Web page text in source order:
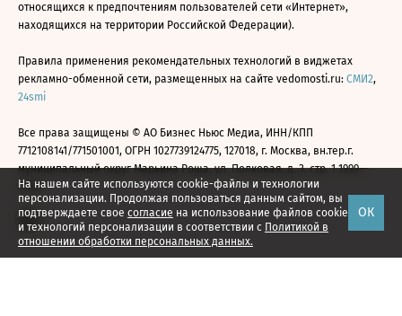
На нашем сайте используются cookie-файлы и технологии
персонализации. Продолжая пользоваться данным сайтом, вы
подтверждаете свое согласие на использование файлов cookie
и технологий персонализации в соответствии с Политикой в
отношении обработки персональных данных.
ОК
относящихся к предпочтениям пользователей сети «Интернет»,
находящихся на территории Российской Федерации).
Правила применения рекомендательных технологий в виджетах
рекламно-обменной сети, размещенных на сайте vedomosti.ru: СМИ2,
24smi
Все права защищены © АО Бизнес Ньюс Медиа, ИНН/КПП
7712108141/771501001, ОГРН 1027739124775, 127018, г. Москва, вн.тер.г.
муниципальный округ Марьина Роща, ул. Полковая, д. 3, стр. 1 1999—
2026